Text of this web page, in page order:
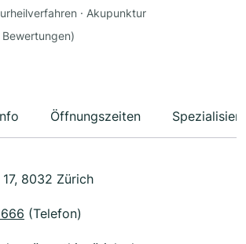
· Akupunktur
Bewertungen)
Öffnungszeiten
8032 Zürich
(Telefon)